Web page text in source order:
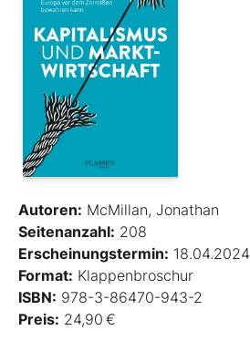
Autoren: McMillan, Jonathan
Seitenanzahl: 208
Erscheinungstermin: 18.04.2024
Format: Klappenbroschur
ISBN: 978-3-86470-943-2
Preis: 24,90 €